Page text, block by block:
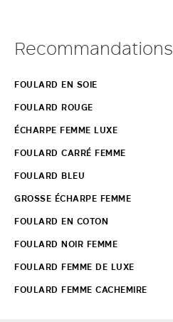
Recommandations
FOULARD EN SOIE
FOULARD ROUGE
ÉCHARPE FEMME LUXE
FOULARD CARRÉ FEMME
FOULARD BLEU
GROSSE ÉCHARPE FEMME
FOULARD EN COTON
FOULARD NOIR FEMME
FOULARD FEMME DE LUXE
FOULARD FEMME CACHEMIRE